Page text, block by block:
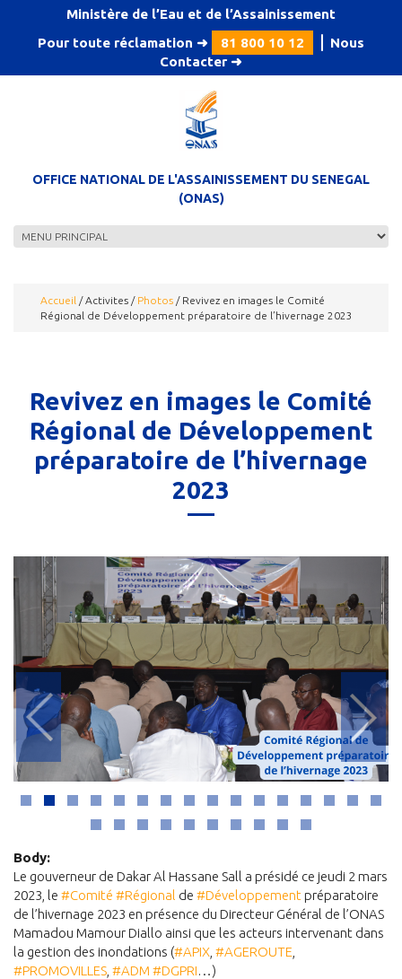
Aller au contenu principal
Ministère de l’Eau et de l’Assainissement
Pour toute réclamation ➜
81 800 10 12
Nous
Contacter ➜
OFFICE NATIONAL DE L'ASSAINISSEMENT DU SENEGAL
(ONAS)
Accueil / Activites / Photos / Revivez en images le Comité
Régional de Développement préparatoire de l’hivernage 2023
Revivez en images le Comité
Régional de Développement
préparatoire de l’hivernage
2023
Body:
Le gouverneur de Dakar Al Hassane Sall a présidé ce jeudi 2 mars
2023, le #Comité #Régional de #Développement préparatoire
de l’hivernage 2023 en présence du Directeur Général de l’ONAS
Mamadou Mamour Diallo ainsi que les acteurs intervenant dans
la gestion des inondations (#APIX #AGEROUTE
#PROMOVILLES #ADM #DGPRI…)